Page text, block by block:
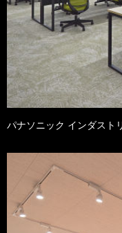
パナソニック インダスト